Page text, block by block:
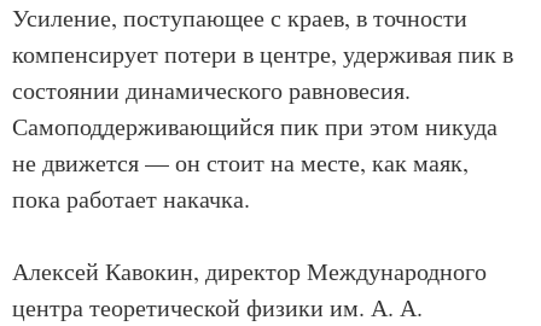
Усиление, поступающее с краев, в точности
компенсирует потери в центре, удерживая пик в
состоянии динамического равновесия.
Самоподдерживающийся пик при этом никуда
не движется — он стоит на месте, как маяк,
пока работает накачка.
Алексей Кавокин, директор Международного
центра теоретической физики им. А. А.